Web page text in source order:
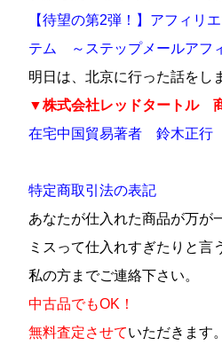
【待望の第2弾！】アフィリ
テム ～ステップメールアフ
明日は、北京に行った話をし
▼株式会社レッドタートル
在宅中国貿易著者 鈴木正行
特定商取引法の表記
あなたが仕入れた商品が万が
ミスって仕入れすぎたりと言
私の方までご連絡下さい。
中古品でもOK！
無料査定させていただきます。